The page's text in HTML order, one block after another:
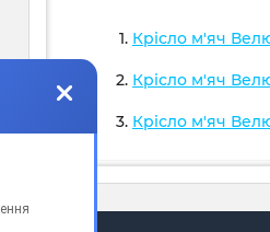
Крісло м'яч
Крісло м'яч
Крісло м'яч